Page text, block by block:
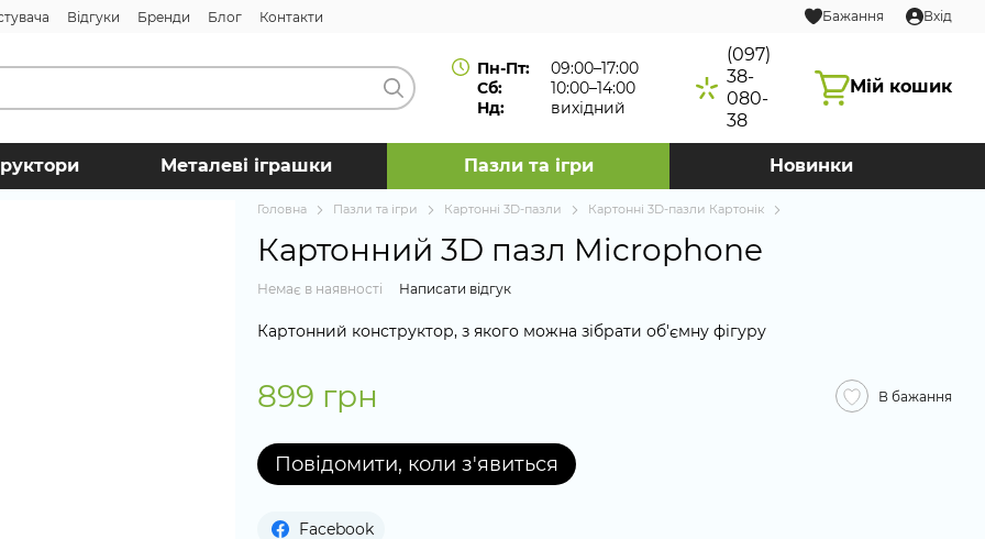
Відгуки Бренди Блог Контакти Бажання Вхід
Пн-Пт:
09:00–17:00
Сб:
10:00–14:00
Нд:
вихідний
(097)
38-
080-
38
Мій кошик
Металеві іграшки Пазли та ігри Новинки
Головна Пазли та ігри Картонні 3D-пазли Картонні 3D-пазли Картонік
Картонний 3D пазл Microphone
Немає в наявності Написати відгук
Картонний конструктор, з якого можна зібрати об'ємну фігуру
899 грн В бажання
Повідомити, коли з'явиться
Facebook